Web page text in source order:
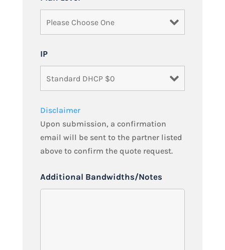
IP
Disclaimer
Upon submission, a confirmation
email will be sent to the partner listed
above to confirm the quote request.
Additional Bandwidths/Notes